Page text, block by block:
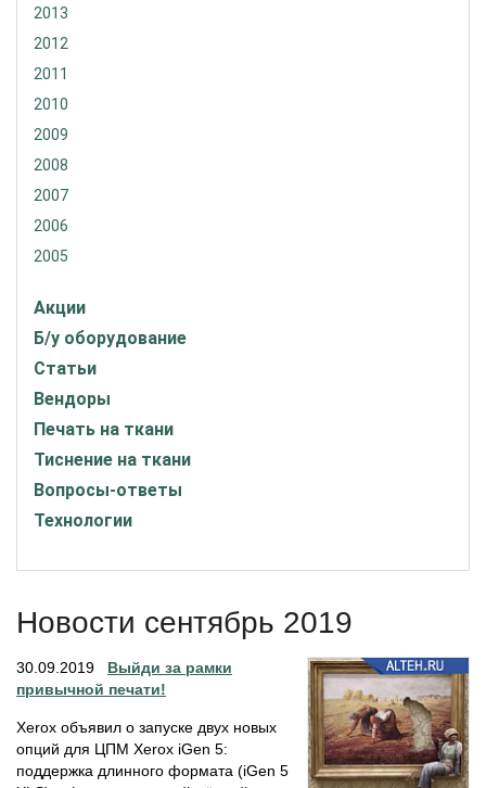
2013
2012
2011
2010
2009
2008
2007
2006
2005
Акции
Б/у оборудование
Статьи
Вендоры
Печать на ткани
Тиснение на ткани
Вопросы-ответы
Технологии
Новости сентябрь 2019
30.09.2019 Выйди за рамки
привычной печати!
Xerox объявил о запуске двух новых
опций для ЦПМ Xerox iGen 5:
поддержка длинного формата (iGen 5